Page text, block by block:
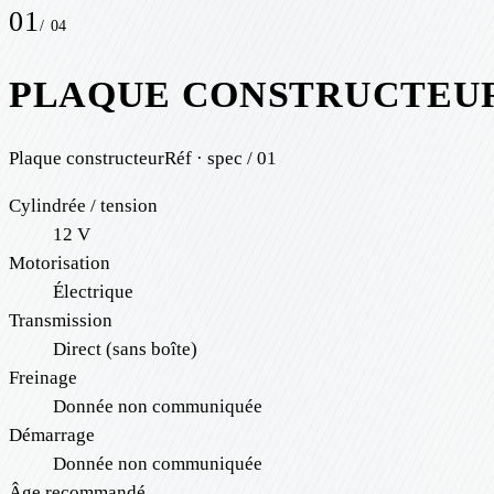
01/ 04
PLAQUE
Plaque constructeurRéf · spec / 01
Cylindrée / tension
12 V
Motorisation
Électrique
Transmission
Direct (sans boîte)
Freinage
Donnée non communiquée
Démarrage
Donnée non communiquée